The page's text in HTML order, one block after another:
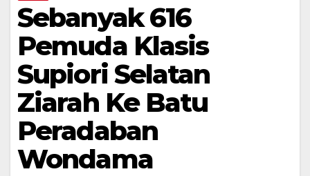
Sebanyak 616
Pemuda Klasis
Supiori Selatan
Ziarah Ke Batu
Peradaban
Wondama